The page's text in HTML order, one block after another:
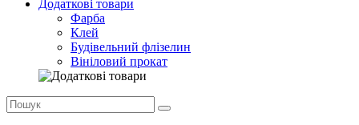
Додаткові товари
Фарба
Клей
Будівельний флізелин
Вініловий прокат